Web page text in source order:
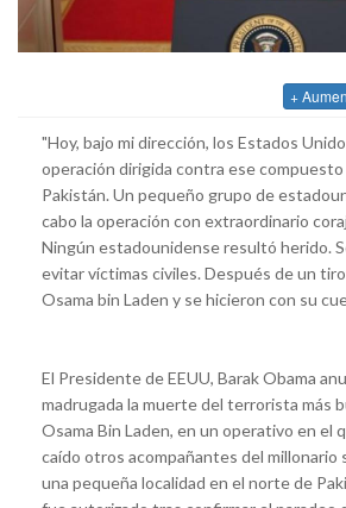
+
"Hoy, bajo mi dirección, los Estados
operación dirigida contra ese
Pakistán. Un pequeño grupo de
cabo la operación con extraordinario
Ningún estadounidense resultó herido.
evitar víctimas civiles. Después de un
Osama bin Laden y se hicieron con su
El Presidente de EEUU, Barak Obama
madrugada la muerte del terrorista más
Osama Bin Laden, en un operativo en el
caído otros acompañantes del millonario
una pequeña localidad en el norte de